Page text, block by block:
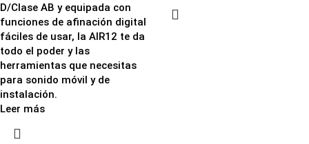
D/Clase AB y equipada con
funciones de afinación digital
fáciles de usar, la AIR12 te da
todo el poder y las
herramientas que necesitas
para sonido móvil y de
instalación.
Leer más